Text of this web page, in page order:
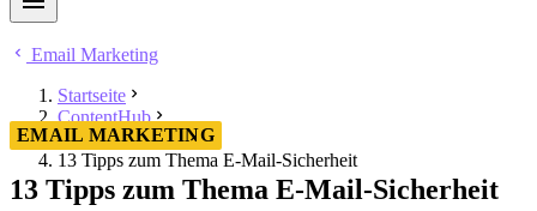
Email Marketing
Startseite
ContentHub
Email Marketing
13 Tipps zum Thema E-Mail-Sicherheit
EMAIL MARKETING
13 Tipps zum Thema E-Mail-Sicherheit